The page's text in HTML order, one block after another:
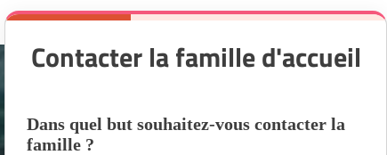
Contacter la famille d'accueil
Dans quel but souhaitez-vous contacter la
famille ?